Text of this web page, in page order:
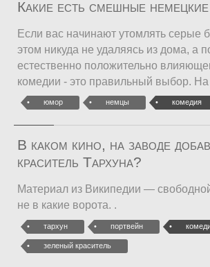
Какие есть смешные
Если вас начинают утомлять серые
этом никуда не удаляясь из дома, а
естественно положительно
комедии - это правильный выбор.
юмор немцы комедия
В каком кино, на заводе
краситель Тархуна?
Материал из Википедии —
не в какие ворота. .
тархун портвейн
зеленый краситель